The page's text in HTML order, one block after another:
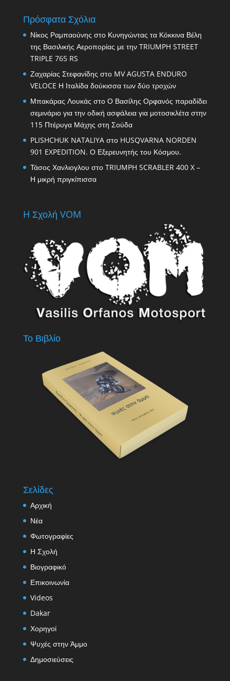
Πρόσφατα Σχόλια
Νίκος Ραμπαούνης στο Κυνηγώντας τα Κόκκινα Βέλη
της Βασιλικής Αεροπορίας με την TRIUMPH STREET
TRIPLE 765 RS
Ζαχαρίας Στεφανίδης στο MV AGUSTA ENDURO
VELOCE Η Ιταλίδα δούκισσα των δύο τροχών
Μπακάρας Λουκάς στο Ο Βασίλης Ορφανός παραδίδει
σεμινάριο για την οδική ασφάλεια για μοτοσικλέτα στην
115 Πτέρυγα Μάχης στη Σούδα
PLISHCHUK NATALIYAστο HUSQVARNA NORDEN
901 EXPEDITION. Ο Εξερευνητής του Κόσμου.
Τάσος Χανλιογλου στο TRIUMPH SCRABLER 400 X –
Η μικρή πριγκίπισσα
H Σχολή VOM
Το Βιβλίο
Σελίδες
Αρχική
Νέα
Φωτογραφίες
Η Σχολή
Βιογραφικό
Επικοινωνία
Videos
Dakar
Χορηγοί
Ψυχές στην Άμμο
Δημοσιεύσεις